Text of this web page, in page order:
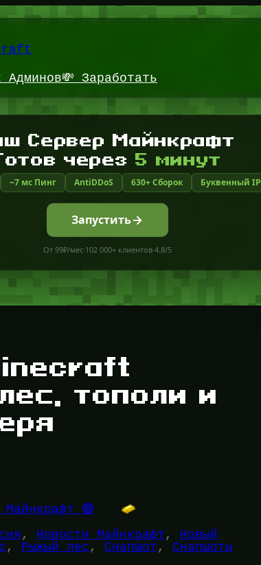
Админов💸 Заработать
Сервер Майнкрафт
через5 минут
~7 мс Пинг AntiDDoS 630+ Сборок Буквенный IP
Запустить
От 99₽/мес·102 000+ клиентов·4.8/5
тополи и
Майнкрафт 🔴
, Новости Майнкрафт , Новый
, Рыжый лес , Снапшот , Снапшоты